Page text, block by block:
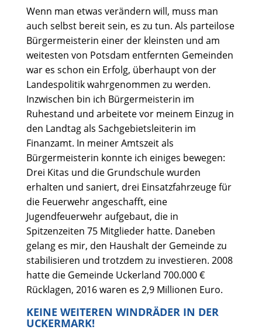
Wenn man etwas verändern will, muss man
auch selbst bereit sein, es zu tun. Als parteilose
Bürgermeisterin einer der kleinsten und am
weitesten von Potsdam entfernten Gemeinden
war es schon ein Erfolg, überhaupt von der
Landespolitik wahrgenommen zu werden.
Inzwischen bin ich Bürgermeisterin im
Ruhestand und arbeitete vor meinem Einzug in
den Landtag als Sachgebietsleiterin im
Finanzamt. In meiner Amtszeit als
Bürgermeisterin konnte ich einiges bewegen:
Drei Kitas und die Grundschule wurden
erhalten und saniert, drei Einsatzfahrzeuge für
die Feuerwehr angeschafft, eine
Jugendfeuerwehr aufgebaut, die in
Spitzenzeiten 75 Mitglieder hatte. Daneben
gelang es mir, den Haushalt der Gemeinde zu
stabilisieren und trotzdem zu investieren. 2008
hatte die Gemeinde Uckerland 700.000 €
Rücklagen, 2016 waren es 2,9 Millionen Euro.
KEINE WEITEREN WINDRÄDER IN DER
UCKERMARK!